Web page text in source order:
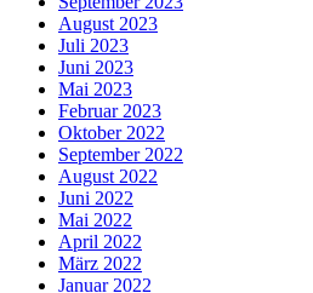
August 2023
Juli 2023
Juni 2023
Mai 2023
Februar 2023
Oktober 2022
September 2022
August 2022
Juni 2022
Mai 2022
April 2022
März 2022
Januar 2022